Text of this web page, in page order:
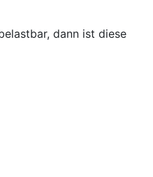
dann ist diese